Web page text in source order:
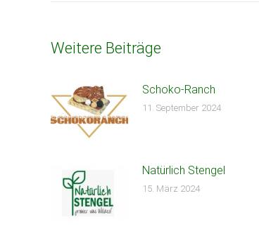
Weitere Beiträge
Schoko-Ranch
11. September 2024
Natürlich Stengel
15. März 2024